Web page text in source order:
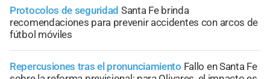
Protocolos de seguridad Santa Fe brinda
recomendaciones para prevenir accidentes con arcos de
fútbol móviles
Repercusiones tras el pronunciamiento Fallo en Santa Fe